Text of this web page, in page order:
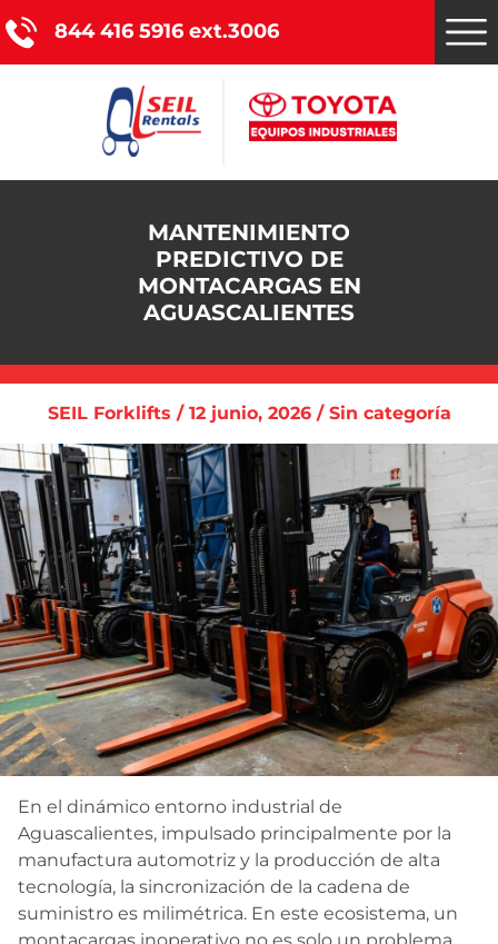
844 416 5916 ext.3006
Nuestros servicios
Catálogo de productos
Promociones
Nosotros
Blog
Contacto
MANTENIMIENTO
PREDICTIVO DE
MONTACARGAS EN
AGUASCALIENTES
SEIL Forklifts / 12 junio, 2026 / Sin categoría
En el dinámico entorno industrial de
Aguascalientes, impulsado principalmente por la
manufactura automotriz y la producción de alta
tecnología, la sincronización de la cadena de
suministro es milimétrica. En este ecosistema, un
montacargas inoperativo no es solo un problema